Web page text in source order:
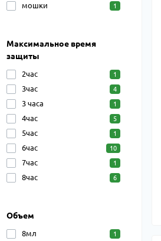
мошки 1
Максимальное время
защиты
2час 1
3час 4
3 часа 1
4час 5
5час 1
6час 10
7час 1
8час 6
Объем
8мл 1